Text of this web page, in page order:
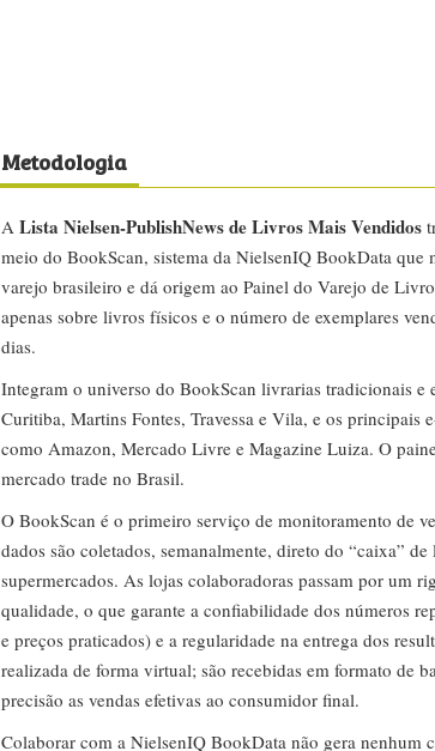
Metodologia
A Lista Nielsen-PublishNews de Livros Mais Vendidos
meio do BookScan, sistema da NielsenIQ BookData que
varejo brasileiro e dá origem ao Painel do Varejo de
apenas sobre livros físicos e o número de exemplares
dias.
Integram o universo do BookScan livrarias tradicionais e
Curitiba, Martins Fontes, Travessa e Vila, e os principais
como Amazon, Mercado Livre e Magazine Luiza. O
mercado trade no Brasil.
O BookScan é o primeiro serviço de monitoramento de
dados são coletados, semanalmente, direto do “caixa”
supermercados. As lojas colaboradoras passam por um
qualidade, o que garante a confiabilidade dos números
e preços praticados) e a regularidade na entrega dos
realizada de forma virtual; são recebidas em formato de
precisão as vendas efetivas ao consumidor final.
Colaborar com a NielsenIQ BookData não gera nenhum